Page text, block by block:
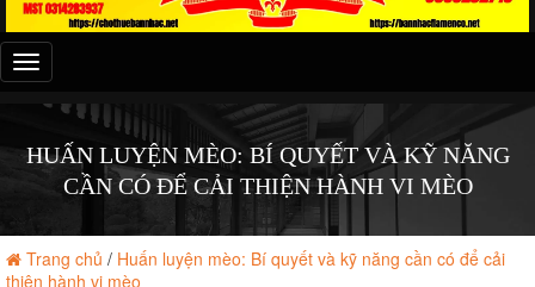
Đây
là
menu
HUẤN LUYỆN MÈO: BÍ QUYẾT VÀ KỸ NĂNG
CẦN CÓ ĐỂ CẢI THIỆN HÀNH VI MÈO
Trang chủ / Huấn luyện mèo: Bí quyết và kỹ năng cần có để cải
thiện hành vi mèo